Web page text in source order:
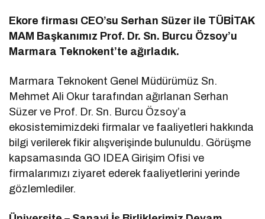
Ekore firması CEO’su Serhan Süzer ile TÜBİTAK
MAM Başkanımız Prof. Dr. Sn. Burcu Özsoy’u
Marmara Teknokent’te ağırladık.
Marmara Teknokent Genel Müdürümüz Sn.
Mehmet Ali Okur tarafından ağırlanan Serhan
Süzer ve Prof. Dr. Sn. Burcu Özsoy’a
ekosistemimizdeki firmalar ve faaliyetleri hakkında
bilgi verilerek fikir alışverişinde bulunuldu. Görüşme
kapsamasında GO IDEA Girişim Ofisi ve
firmalarımızı ziyaret ederek faaliyetlerini yerinde
gözlemlediler.